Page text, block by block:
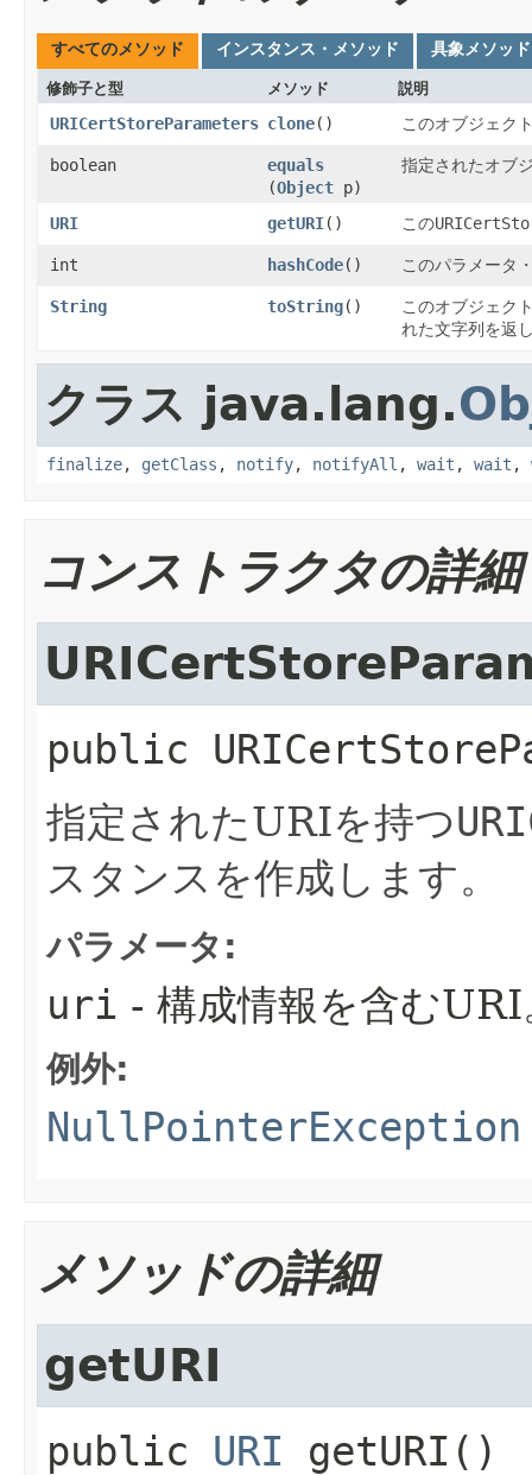
すべてのメソッド インスタンス・メソッド 具象メソッド
修飾子と型 メソッド 説明
URICertStoreParameters clone() このオブジェク
boolean equals
(Object p)
指定されたオブ
URI getURI() この
int hashCode() このパラメータ
String toString()
このオブジェク
れた文字列を返
クラス java.lang.
finalize, getClass , notify, notifyAll , wait , wait ,
コンストラクタの詳細
public
指定されたURIを持つ
スタンスを作成します。
パラメータ:
uri - 構成情報を含むURI
例外:
NullPointerException
メソッドの詳細
getURI
public URI getURI ()